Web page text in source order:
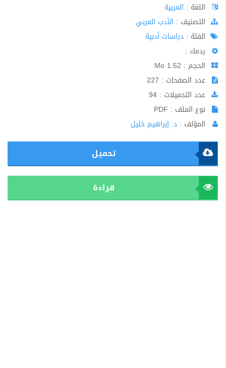
اللغة : العربية
اﻟﺘﺼﻨﻴﻒ : الأدب العربي
الفئة : دراسات أدبية
ردمك :
الحجم : 1.52 Mo
عدد الصفحات : 227
عدد التحميلات : 94
نوع الملف : PDF
المؤلف : د. إبراهيم خليل
تحميل
قراءة